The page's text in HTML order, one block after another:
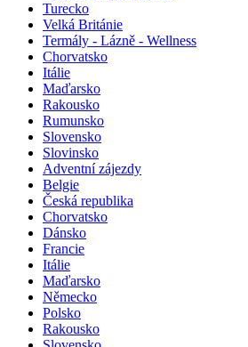
Turecko
Velká Británie
Termály - Lázně - Wellness
Chorvatsko
Itálie
Maďarsko
Rakousko
Rumunsko
Slovensko
Slovinsko
Adventní zájezdy
Belgie
Česká republika
Chorvatsko
Dánsko
Francie
Itálie
Maďarsko
Německo
Polsko
Rakousko